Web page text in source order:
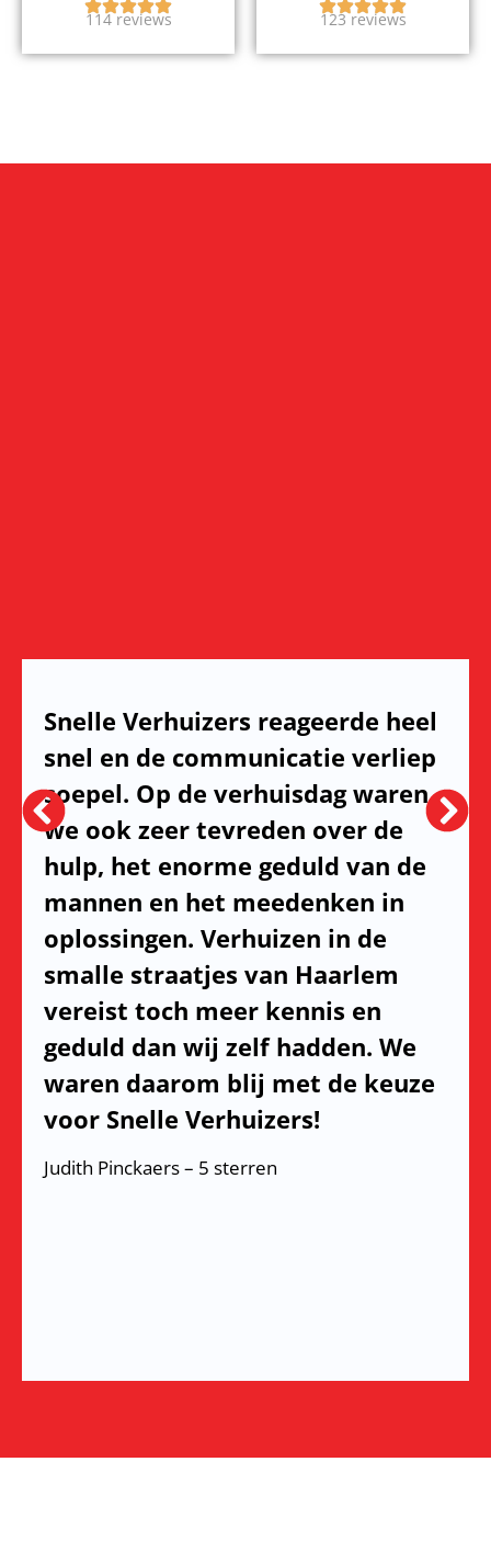
114 reviews 123 reviews
Snelle Verhuizers reageerde heel
snel en de communicatie verliep
soepel. Op de verhuisdag waren
we ook zeer tevreden over de
hulp, het enorme geduld van de
mannen en het meedenken in
oplossingen. Verhuizen in de
smalle straatjes van Haarlem
vereist toch meer kennis en
geduld dan wij zelf hadden. We
waren daarom blij met de keuze
voor Snelle Verhuizers!
Judith Pinckaers – 5 sterren